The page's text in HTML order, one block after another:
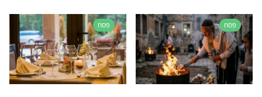
לאכול בפסח
ומצות עבודת
תפילה קצרה לאמירה בצאת
חג פסח